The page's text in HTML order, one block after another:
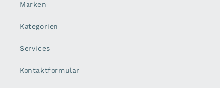
Marken
Kategorien
Services
Kontaktformular